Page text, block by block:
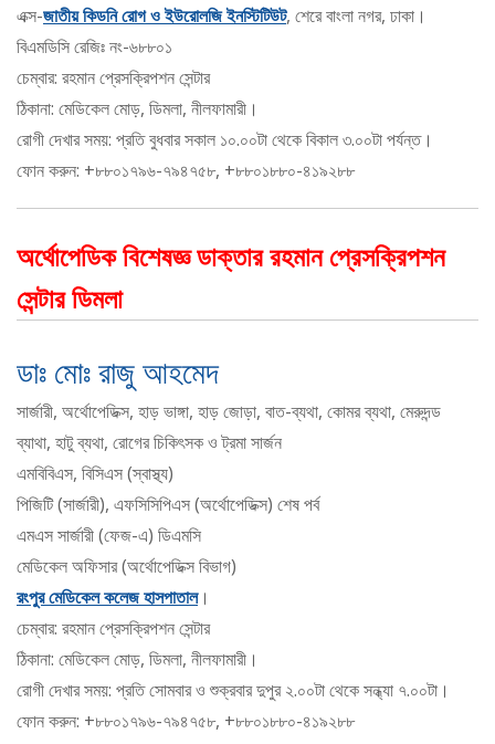
এক্স-জাতীয় কিডনি রোগ ও ইউরোলজি ইনস্টিটিউট, শেরে বাংলা নগর, ঢাকা।
বিএমডিসি রেজিঃ নং-৬৮৮০১
চেম্বার: রহমান প্রেসক্রিপশন সেন্টার
ঠিকানা: মেডিকেল মোড়, ডিমলা, নীলফামারী।
রোগী দেখার সময়: প্রতি বুধবার সকাল ১০.০০টা থেকে বিকাল ৩.০০টা পর্যন্ত।
ফোন করুন: +৮৮০১৭৯৬-৭৯৪৭৫৮, +৮৮০১৮৮০-৪১৯২৮৮
অর্থোপেডিক বিশেষজ্ঞ ডাক্তার রহমান প্রেসক্রিপশন
সেন্টার ডিমলা
ডাঃ মোঃ রাজু আহমেদ
সার্জারী, অর্থোপেডিক্স, হাড় ভাঙ্গা, হাড় জোড়া, বাত-ব্যথা, কোমর ব্যথা, মেরুদন্ড
ব্যাথা, হাটু ব্যথা, রোগের চিকিৎসক ও ট্রমা সার্জন
এমবিবিএস, বিসিএস (স্বাস্থ্য)
পিজিটি (সার্জারী), এফসিসিপিএস (অর্থোপেডিক্স) শেষ পর্ব
এমএস সার্জারী (ফেজ-এ) ডিএমসি
মেডিকেল অফিসার (অর্থোপেডিক্স বিভাগ)
রংপুর মেডিকেল কলেজ হাসপাতাল।
চেম্বার: রহমান প্রেসক্রিপশন সেন্টার
ঠিকানা: মেডিকেল মোড়, ডিমলা, নীলফামারী।
রোগী দেখার সময়: প্রতি সোমবার ও শুক্রবার দুপুর ২.০০টা থেকে সন্ধ্যা ৭.০০টা।
ফোন করুন: +৮৮০১৭৯৬-৭৯৪৭৫৮, +৮৮০১৮৮০-৪১৯২৮৮